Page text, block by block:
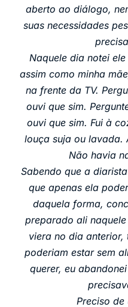
aberto ao diálogo,
suas necessidades
Naquele dia notei
assim como minha
na frente da TV.
ouvi que sim.
ouvi que sim. Fui à
louça suja ou lavada.
Não havia
Sabendo que a
que apenas ela
daquela forma,
preparado ali
viera no dia anterior,
poderiam estar sem
querer, eu
Preciso